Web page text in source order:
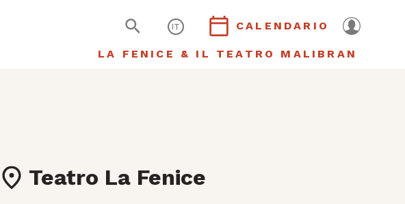
IT CALENDARIO
LA FENICE & IL TEATRO MALIBRAN
Teatro La Fenice